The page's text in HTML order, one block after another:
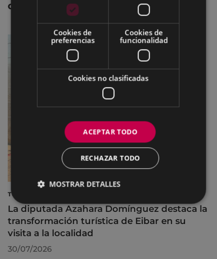
OTRAS NOTICIAS
TURISMO
La diputada Azahara Domínguez destaca la
transformación turística de Eibar en su
visita a la localidad
30/07/2026
Cookies de
preferencias
Cookies de
funcionalidad
Cookies no clasificadas
ACEPTAR TODO
RECHAZAR TODO
MOSTRAR DETALLES